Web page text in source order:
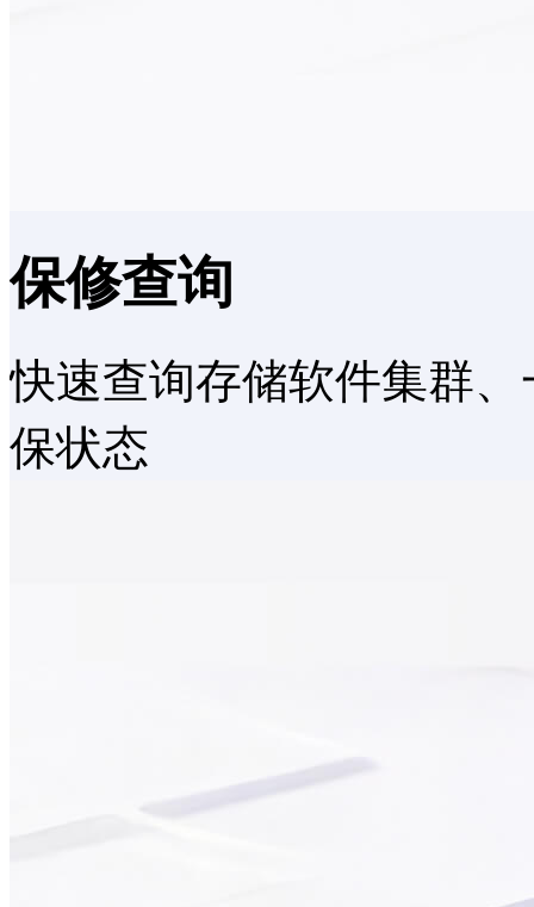
保修查询
快速查询存储软件集群
保状态